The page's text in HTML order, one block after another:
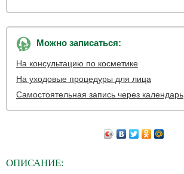
Можно записаться:
На консультацию по косметике
На уходовые процедуры для лица
Самостоятельная запись через календарь
ОПИСАНИЕ: